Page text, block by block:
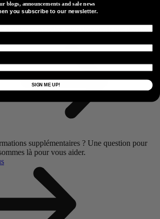
à notre newsletter pour découvrir nos derniers
de cadeaux exclusifs et plus encore.
supplémentaires ? Une question pour
là pour vous aider.
blogs, announcements and sale news
you subscribe to our newsletter.
SIGN ME UP!